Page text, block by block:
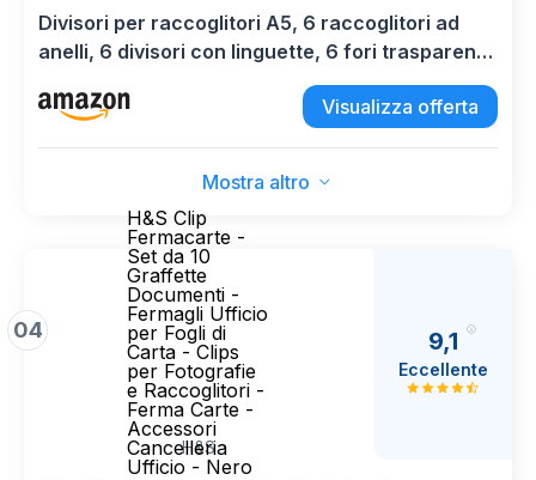
Divisori per raccoglitori A5, 6 raccoglitori ad
anelli, 6 divisori con linguette, 6 fori trasparenti
per raccoglitori, divisori in plastica inseribili,
pagina per agenda A5 per appuntiVisualizza offerta
Mostra altro
04
H&S Clip
Fermacarte -
Set da 10
Graffette
Documenti -
Fermagli Ufficio
per Fogli di
Carta - Clips
per Fotografie
e Raccoglitori -
Ferma Carte -
Accessori
Cancelleria
Ufficio - Nero
H&S
9,1
Eccellente